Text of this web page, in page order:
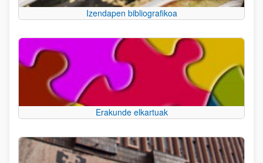
Izendapen bibliografikoa
Erakunde elkartuak